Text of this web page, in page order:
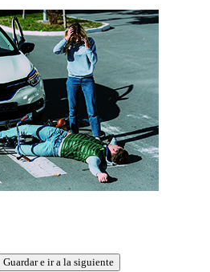
Guardar e ir a la siguiente